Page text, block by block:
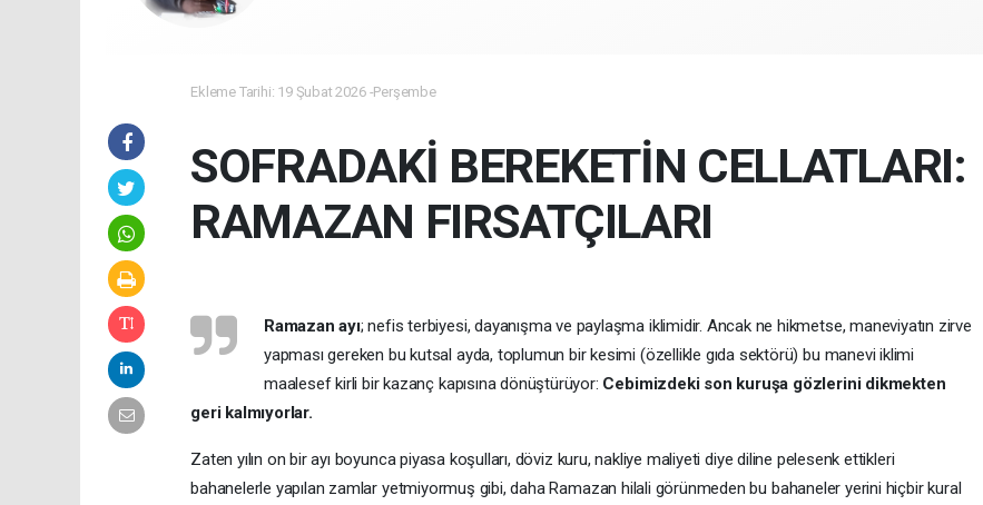
Ekleme Tarihi: 19 Şubat 2026 -Perşembe
SOFRADAKİ BEREKETİN CELLATLARI:
RAMAZAN FIRSATÇILARI
Ramazan ayı; nefis terbiyesi, dayanışma ve paylaşma iklimidir. Ancak ne hikmetse, maneviyatın zirve
yapması gereken bu kutsal ayda, toplumun bir kesimi (özellikle gıda sektörü) bu manevi iklimi
maalesef kirli bir kazanç kapısına dönüştürüyor: Cebimizdeki son kuruşa gözlerini dikmekten
geri kalmıyorlar.
Zaten yılın on bir ayı boyunca piyasa koşulları, döviz kuru, nakliye maliyeti diye diline pelesenk ettikleri
bahanelerle yapılan zamlar yetmiyormuş gibi, daha Ramazan hilali görünmeden bu bahaneler yerini hiçbir kural